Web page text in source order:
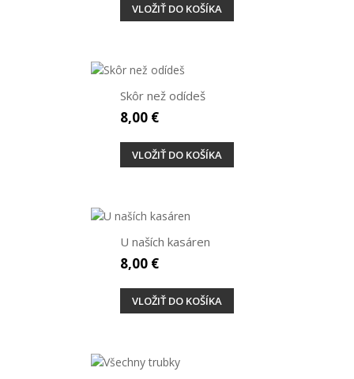
VLOŽIŤ DO KOŠÍKA
Skôr než odídeš
8,00 €
VLOŽIŤ DO KOŠÍKA
U naších kasáren
8,00 €
VLOŽIŤ DO KOŠÍKA